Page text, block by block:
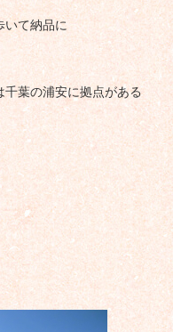
て納品に
葉の浦安に拠点がある